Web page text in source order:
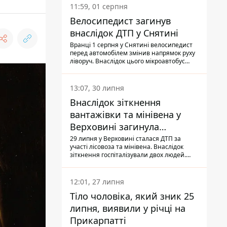
11:59, 01 серпня
Велосипедист загинув
внаслідок ДТП у Снятині
Вранці 1 серпня у Снятині велосипедист
перед автомобілем змінив напрямок руху
ліворуч. Внаслідок цього мікроавтобус
13:07, 30 липня
Внаслідок зіткнення
вантажівки та мінівена у
Верховині загинула
пасажирка, водійка - у
лікарні
29 липня у Верховині сталася ДТП за
участі лісовоза та мінівена. Внаслідок
зіткнення госпіталізували двох людей.
Також травми отримала водійка
автомобіля.
12:01, 27 липня
Тіло чоловіка, який зник 25
липня, виявили у річці на
Прикарпатті